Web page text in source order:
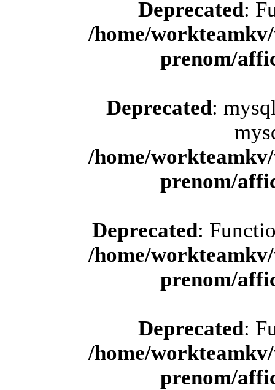
Deprecated:
/home/
prenom/
Deprecated:
/home/
prenom/
Deprecated:
/home/
prenom/
Deprecated:
/home/
prenom/